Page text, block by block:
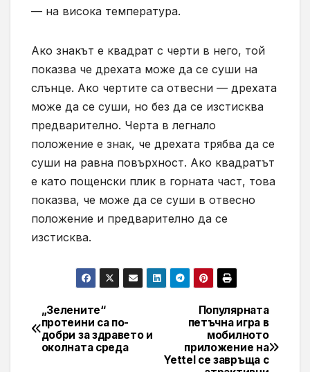
— на висока температура.
Ако знакът е квадрат с черти в него, той
показва че дрехата може да се суши на
слънце. Ако чертите са отвесни — дрехата
може да се суши, но без да се изстисква
предварително. Черта в легнало
положение е знак, че дрехата трябва да се
суши на равна повърхност. Ако квадратът
е като пощенски плик в горната част, това
показва, че може да се суши в отвесно
положение и предварително да се
изстисква.
Навигация
Популярната
петъчна игра в
мобилното
приложение на
Yettel се завръща с
„Зелените“
протеини са по-
добри за здравето и
околната среда